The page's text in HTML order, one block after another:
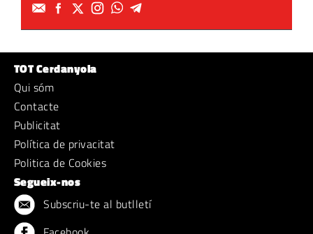
TOT Cerdanyola
Qui sóm
Contacte
Publicitat
Política de privacitat
Politica de Cookies
Segueix-nos
Subscriu-te al butlletí